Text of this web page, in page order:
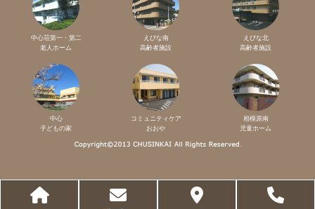
中心荘第一・第二
老人ホーム
えびな南
高齢者施設
えびな北
高齢者施設
中心
子どもの家
コミュニティケア
おおや
相模原南
児童ホーム